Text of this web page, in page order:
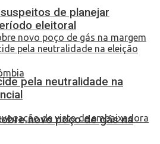
novo poço de gás na
de planejar
eleitoral
pela neutralidade na